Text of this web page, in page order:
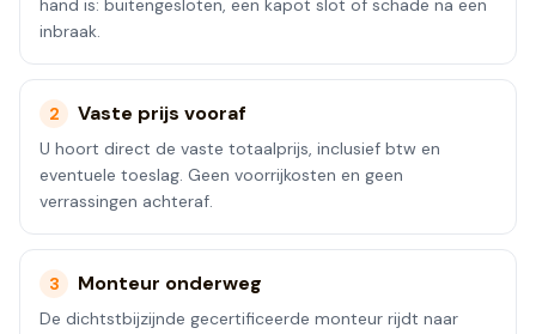
hand is: buitengesloten, een kapot slot of schade na een
inbraak.
2 Vaste prijs vooraf
U hoort direct de vaste totaalprijs, inclusief btw en
eventuele toeslag. Geen voorrijkosten en geen
verrassingen achteraf.
3 Monteur onderweg
De dichtstbijzijnde gecertificeerde monteur rijdt naar